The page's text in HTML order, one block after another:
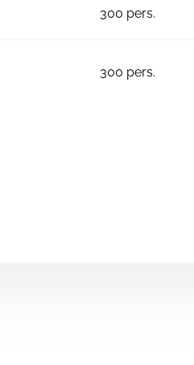
300 pers.
300 pers.